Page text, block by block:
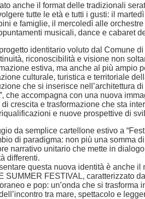
anche il format delle tradizionali
tutte le età e tutti i gusti: il
e famiglie, il mercoledì alle
musicali, dance e cabaret
progetto identitario voluto dal Comune
riconoscibilità e visione non
estiva, ma anche al più ampio
culturale, turistica e territoriale
che si inserisce nell’architettura
che accompagna con una nuova
di crescita e trasformazione che sta
e nuove prospettive di
da semplice cartellone estivo a
di paradigma: non più una somma
narrativo unitario che mette in
differenti.
questa nuova identità è anche il
SUMMER FESTIVAL, caratterizzato
e pop: un’onda che si trasforma
tra mare, spettacolo e